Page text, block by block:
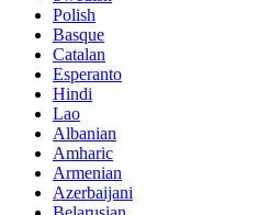
Polish
Basque
Catalan
Esperanto
Hindi
Lao
Albanian
Amharic
Armenian
Azerbaijani